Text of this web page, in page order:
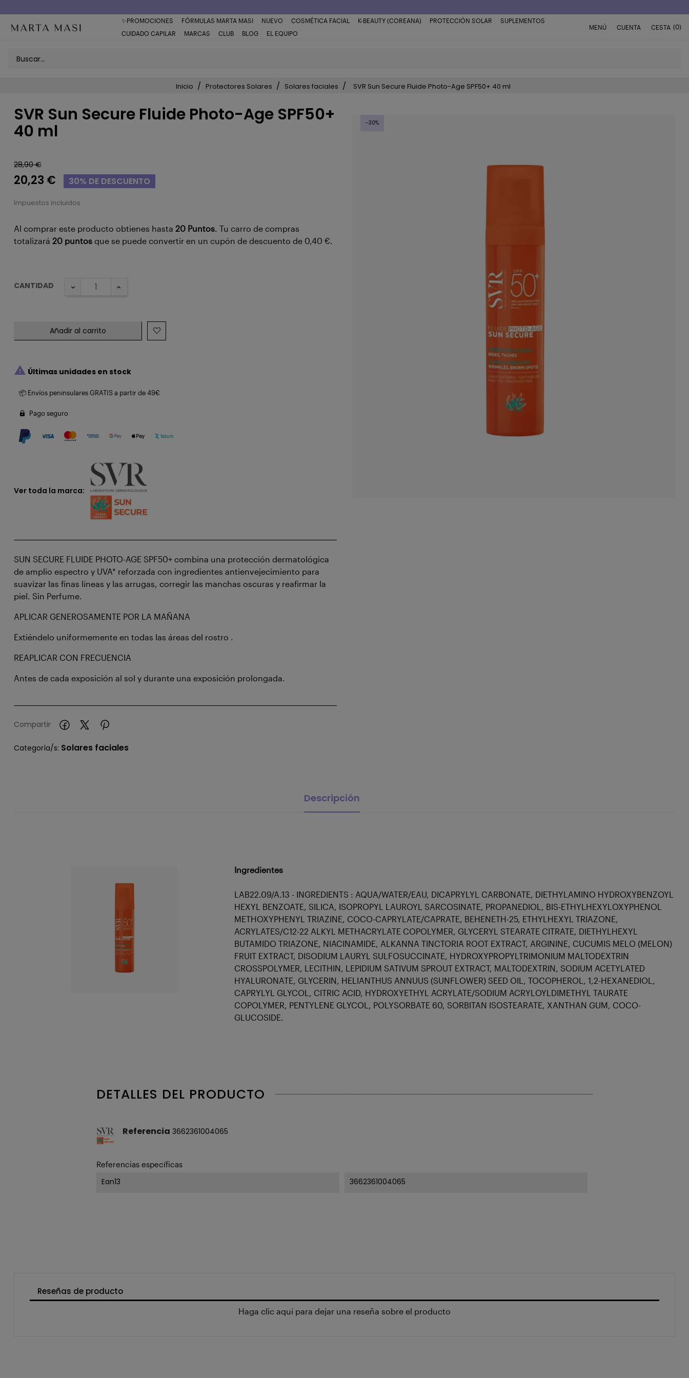
✨PROMOCIONES FÓRMULAS MARTA MASI NUEVO COSMÉTICA FACIAL K-BEAUTY (COREANA) PROTECCIÓN SOLAR
SUPLEMENTOS
CUIDADO CAPILAR
MARCAS CLUB BLOG EL EQUIPO
MENÚ CUENTA CESTA (0)
Inicio Protectores Solares Solares faciales SVR Sun Secure Fluide Photo-Age SPF50+ 40 ml
SVR Sun Secure Fluide Photo-Age SPF50+
40 ml
Compartir
28,90 €
20,23 € 30% DE DESCUENTO
Impuestos incluidos
Al comprar este producto obtienes hasta 20 Puntos. Tu carro de compras
totalizará 20 puntos que se puede convertir en un cupón de descuento de 0,40 €.
Ver toda la marca:
SUN SECURE FLUIDE PHOTO-AGE SPF50+ combina una protección dermatológica
de amplio espectro y UVA* reforzada con ingredientes antienvejecimiento para
suavizar las finas líneas y las arrugas, corregir las manchas oscuras y reafirmar la
piel. Sin Perfume.
APLICAR GENEROSAMENTE POR LA MAÑANA
Extiéndelo uniformemente en todas las áreas del rostro .
REAPLICAR CON FRECUENCIA
Antes de cada exposición al sol y durante una exposición prolongada.
Categoría/s: Solares faciales
CANTIDAD
Añadir al carrito
 Últimas unidades en stock
📦 Envíos peninsulares GRATIS a partir de 49€
Pago seguro
-30%
Descripción
Ingredientes
LAB22.09/A.13 - INGREDIENTS : AQUA/WATER/EAU, DICAPRYLYL CARBONATE, DIETHYLAMINO HYDROXYBENZOYL
HEXYL BENZOATE, SILICA, ISOPROPYL LAUROYL SARCOSINATE, PROPANEDIOL, BIS-ETHYLHEXYLOXYPHENOL
METHOXYPHENYL TRIAZINE, COCO-CAPRYLATE/CAPRATE, BEHENETH-25, ETHYLHEXYL TRIAZONE,
ACRYLATES/C12-22 ALKYL METHACRYLATE COPOLYMER, GLYCERYL STEARATE CITRATE, DIETHYLHEXYL
BUTAMIDO TRIAZONE, NIACINAMIDE, ALKANNA TINCTORIA ROOT EXTRACT, ARGININE, CUCUMIS MELO (MELON)
FRUIT EXTRACT, DISODIUM LAURYL SULFOSUCCINATE, HYDROXYPROPYLTRIMONIUM MALTODEXTRIN
CROSSPOLYMER, LECITHIN, LEPIDIUM SATIVUM SPROUT EXTRACT, MALTODEXTRIN, SODIUM ACETYLATED
HYALURONATE, GLYCERIN, HELIANTHUS ANNUUS (SUNFLOWER) SEED OIL, TOCOPHEROL, 1,2-HEXANEDIOL,
CAPRYLYL GLYCOL, CITRIC ACID, HYDROXYETHYL ACRYLATE/SODIUM ACRYLOYLDIMETHYL TAURATE
COPOLYMER, PENTYLENE GLYCOL, POLYSORBATE 60, SORBITAN ISOSTEARATE, XANTHAN GUM, COCO-
GLUCOSIDE.
DETALLES DEL PRODUCTO
Referencia 3662361004065
Referencias específicas
Ean13 3662361004065
Reseñas de producto
Haga clic aquí para dejar una reseña sobre el producto